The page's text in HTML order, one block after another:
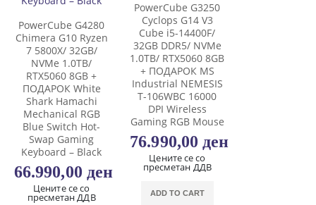
PowerCube G4280
Chimera G10 Ryzen
7 5800X/ 32GB/
NVMe 1.0TB/
RTX5060 8GB +
ПОДАРОК White
Shark Hamachi
Mechanical RGB
Blue Switch Hot-
Swap Gaming
Keyboard – Black
66.990,00 ден
Цените се со
пресметан ДДВ
PowerCube G3250
Cyclops G14 V3
Cube i5-14400F/
32GB DDR5/ NVMe
1.0TB/ RTX5060 8GB
+ ПОДАРОК MS
Industrial NEMESIS
T-106WBC 16000
DPI Wireless
Gaming RGB Mouse
76.990,00 ден
Цените се со
пресметан ДДВ
ADD TO CART